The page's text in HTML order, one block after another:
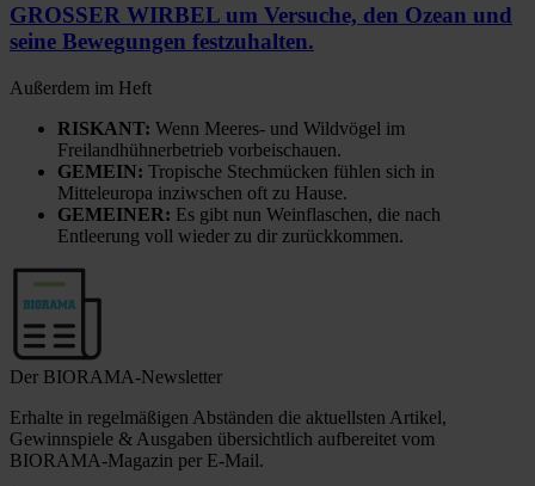
GROSSER WIRBEL um Versuche, den Ozean und
seine Bewegungen festzuhalten.
Außerdem im Heft
RISKANT: Wenn Meeres- und Wildvögel im
Freilandhühnerbetrieb vorbeischauen.
GEMEIN: Tropische Stechmücken fühlen sich in
Mitteleuropa inziwschen oft zu Hause.
GEMEINER: Es gibt nun Weinflaschen, die nach
Entleerung voll wieder zu dir zurückkommen.
Der BIORAMA-Newsletter
Erhalte in regelmäßigen Abständen die aktuellsten Artikel,
Gewinnspiele & Ausgaben übersichtlich aufbereitet vom
BIORAMA-Magazin per E-Mail.